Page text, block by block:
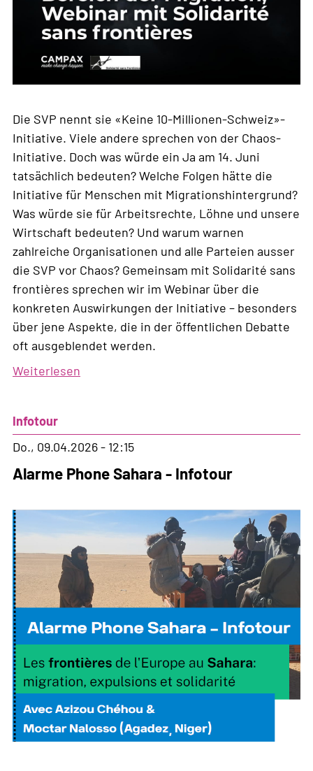
Die SVP nennt sie «Keine 10-Millionen-Schweiz»-
Initiative. Viele andere sprechen von der Chaos-
Initiative. Doch was würde ein Ja am 14. Juni
tatsächlich bedeuten? Welche Folgen hätte die
Initiative für Menschen mit Migrationshintergrund?
Was würde sie für Arbeitsrechte, Löhne und unsere
Wirtschaft bedeuten? Und warum warnen
zahlreiche Organisationen und alle Parteien ausser
die SVP vor Chaos? Gemeinsam mit Solidarité sans
frontières sprechen wir im Webinar über die
konkreten Auswirkungen der Initiative – besonders
über jene Aspekte, die in der öffentlichen Debatte
oft ausgeblendet werden.
Weiterlesen
Millionen
Initiative
Infotour
Do., 09.04.2026 - 12:15
Alarme Phone Sahara - Infotour